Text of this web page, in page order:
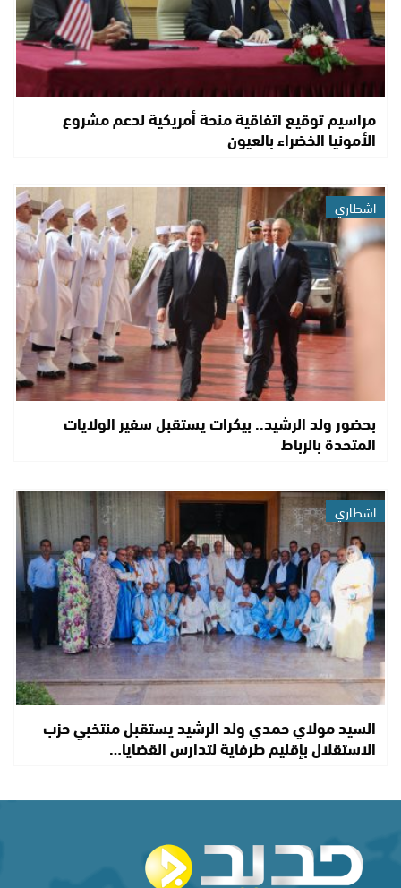
مراسيم توقيع اتفاقية منحة أمريكية لدعم مشروع
الأمونيا الخضراء بالعيون
اشطاري
بحضور ولد الرشيد.. بيكرات يستقبل سفير الولايات
المتحدة بالرباط
اشطاري
السيد مولاي حمدي ولد الرشيد يستقبل منتخبي حزب
الاستقلال بإقليم طرفاية لتدارس القضايا…